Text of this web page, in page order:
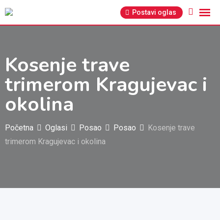
Pređi
Postavi oglas
Kosenje trave
trimerom Kragujevac i
okolina
Početna Oglasi Posao Posao
Kosenje trave
trimerom Kragujevac i okolina